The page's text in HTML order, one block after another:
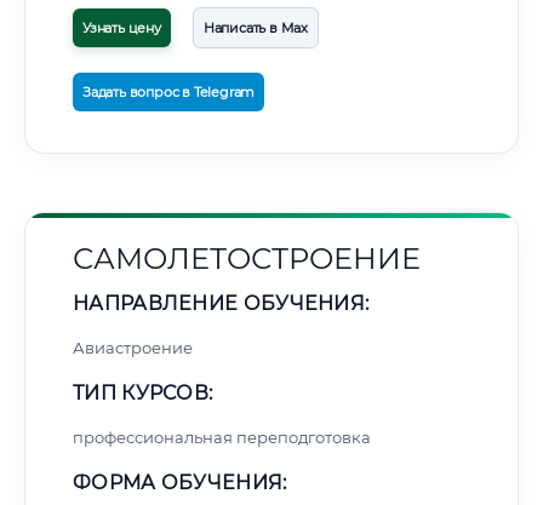
Узнать цену Написать в Max
Задать вопрос в Telegram
САМОЛЕТОСТРОЕНИЕ
НАПРАВЛЕНИЕ ОБУЧЕНИЯ:
Авиастроение
ТИП КУРСОВ:
профессиональная переподготовка
ФОРМА ОБУЧЕНИЯ: